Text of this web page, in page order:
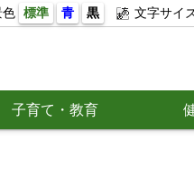
色 標準 青 黒 文字サイ
子育て・教育